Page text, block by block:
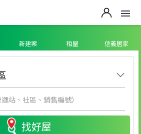
新建案 租屋 信義居家
找好屋